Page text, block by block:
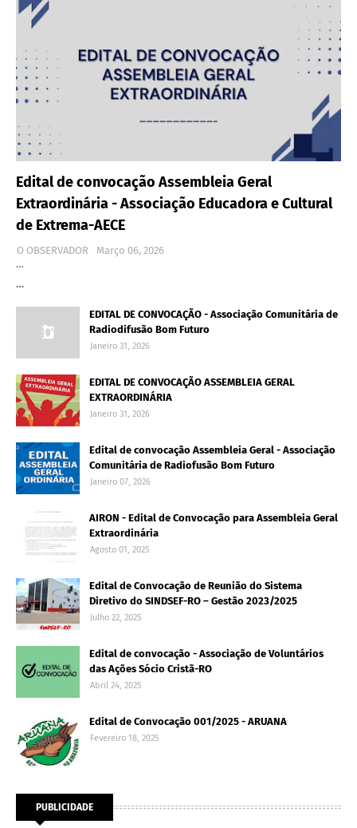
Edital de convocação Assembleia Geral
Extraordinária - Associação Educadora e Cultural
de Extrema-AECE
O OBSERVADOR
Março 06, 2026
…
…
EDITAL DE CONVOCAÇÃO - Associação Comunitária de
Radiodifusão Bom Futuro
Janeiro 31, 2026
EDITAL DE CONVOCAÇÃO ASSEMBLEIA GERAL
EXTRAORDINÁRIA
Janeiro 31, 2026
Edital de convocação Assembleia Geral - Associação
Comunitária de Radiofusão Bom Futuro
Janeiro 07, 2026
AIRON - Edital de Convocação para Assembleia Geral
Extraordinária
Agosto 01, 2025
Edital de Convocação de Reunião do Sistema
Diretivo do SINDSEF-RO – Gestão 2023/2025
Julho 22, 2025
Edital de convocação - Associação de Voluntários
das Ações Sócio Cristã-RO
Abril 24, 2025
Edital de Convocação 001/2025 - ARUANA
Fevereiro 18, 2025
PUBLICIDADE